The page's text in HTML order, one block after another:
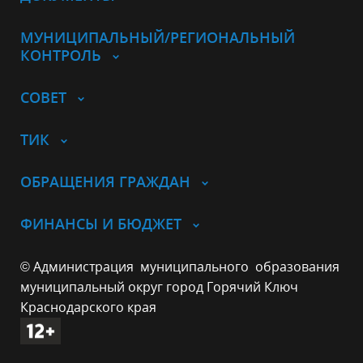
МУНИЦИПАЛЬНЫЙ/РЕГИОНАЛЬНЫЙ
КОНТРОЛЬ
СОВЕТ
ТИК
ОБРАЩЕНИЯ ГРАЖДАН
ФИНАНСЫ И БЮДЖЕТ
© Администрация муниципального образования
муниципальный округ город Горячий Ключ
Краснодарского края